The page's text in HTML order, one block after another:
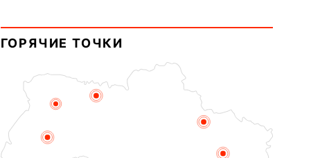
Синопского (403–404). Прп.
Корни́лия...
ГОРЯЧИЕ ТОЧКИ